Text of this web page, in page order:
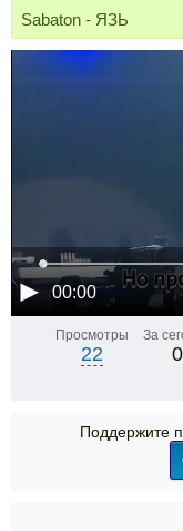
Sabaton - ЯЗЬ
00:00
Просмотры
22
За
0
Поддержите